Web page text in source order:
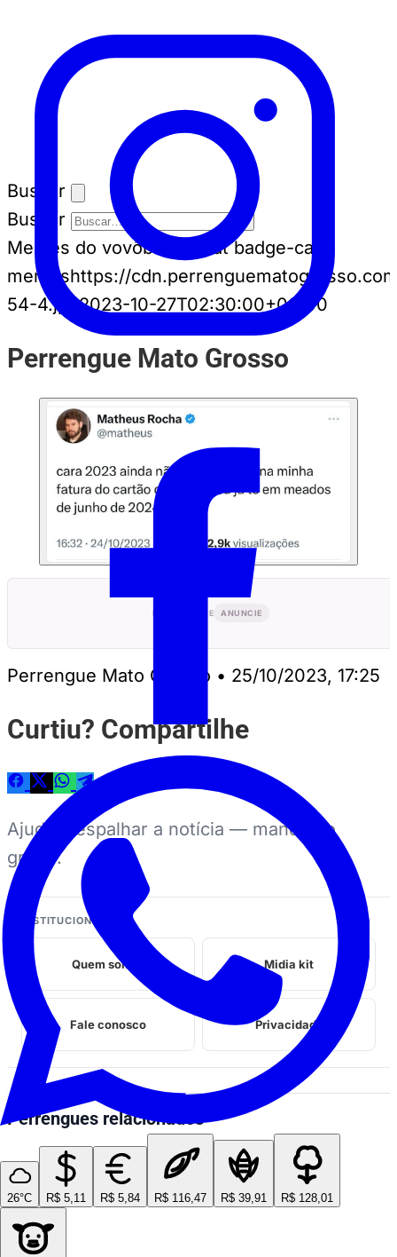
26°C R$ 5,11 R$ 5,84 R$ 116,47 R$ 39,91 R$ 128,01
Buscar
Buscar
Memes do vovôbadge-cat badge-cat--
memeshttps://
54-4.jpg2023-10-27T02:30:00+00:00
Perrengue Mato Grosso
PUBLICIDADE ANUNCIE
Perrengue Mato Grosso • 25/10/2023, 17:25
Curtiu? Compartilhe
Ajuda a espalhar a notícia — manda no
grupo.
INSTITUCIONAL
Quem somos Midia kit
Fale conosco Privacidade
Perrengues relacionados